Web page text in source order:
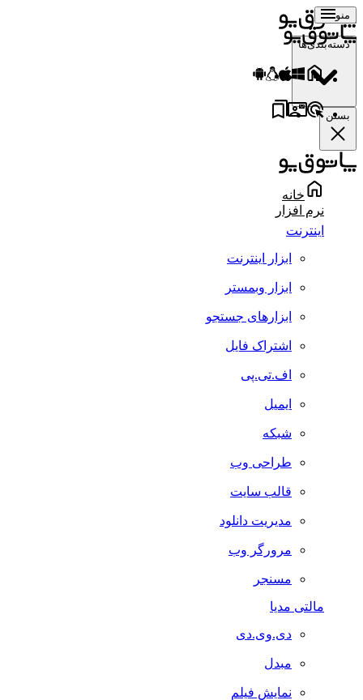
منو
دسته‌بندی‌ها
بستن
خانه
نرم افزار
اینترنت
ابزار اینترنت
ابزار وبمستر
ابزارهای جستجو
اشتراک فایل
اف.تی.پی
ایمیل
شبکه
طراحی وب
قالب سایت
مدیریت دانلود
مرورگر وب
مسنجر
مالتی مدیا
دی.وی.دی
مبدل
نمایش فیلم